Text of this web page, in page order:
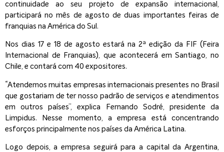
continuidade ao seu projeto de expansão internacional,
participará no mês de agosto de duas importantes feiras de
franquias na América do Sul.
Nos dias 17 e 18 de agosto estará na 2ª edição da FIF (Feira
Internacional de Franquias), que acontecerá em Santiago, no
Chile, e contará com 40 expositores.
“Atendemos muitas empresas internacionais presentes no Brasil
que gostariam de ter nosso padrão de serviços e atendimentos
em outros países”, explica Fernando Sodré, presidente da
Limpidus. Nesse momento, a empresa está concentrando
esforços principalmente nos países da América Latina.
Logo depois, a empresa seguirá para a capital da Argentina,